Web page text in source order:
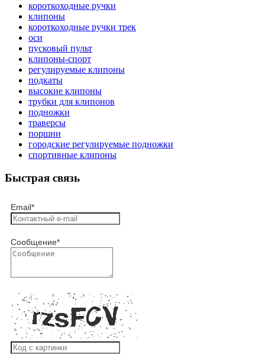
короткоходные ручки
клипоны
короткоходные ручки трек
оси
пусковый пульт
клипоны-спорт
регулируемые клипоны
подкаты
высокие клипоны
трубки для клипонов
подножки
траверсы
поршни
городские регулируемые подножки
спортивные клипоны
Быстрая связь
Email*
Сообщение*